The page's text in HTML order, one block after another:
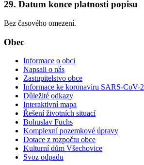
29. Datum konce platnosti popisu
Bez časového omezení.
Obec
Informace o obci
Napsali o nás
Zastupitelstvo obce
Informace ke koronaviru SARS-CoV-2
Důležité odkazy
Interaktivní mapa
Řešení životních situací
Bohuslav Fuchs
Komplexní pozemkové úpravy
Dotace z rozpočtu obce
Kulturní dům Všechovice
Svoz odpadu